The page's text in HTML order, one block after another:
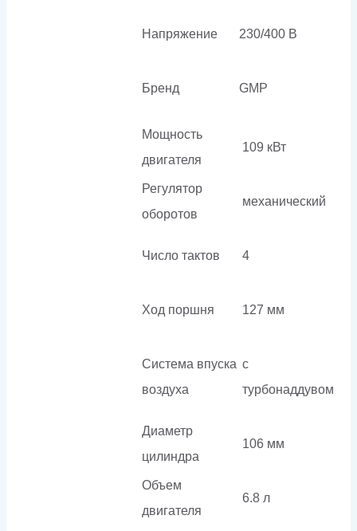
Напряжение 230/400 В
Бренд GMP
Мощность
двигателя
109 кВт
Регулятор
оборотов
механический
Число тактов 4
Ход поршня 127 мм
Система впуска
воздуха
с
турбонаддувом
Диаметр
цилиндра
106 мм
Объем
двигателя
6.8 л